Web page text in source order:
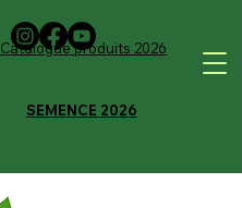
Catalogue produits 2026
SEMENCE 2026